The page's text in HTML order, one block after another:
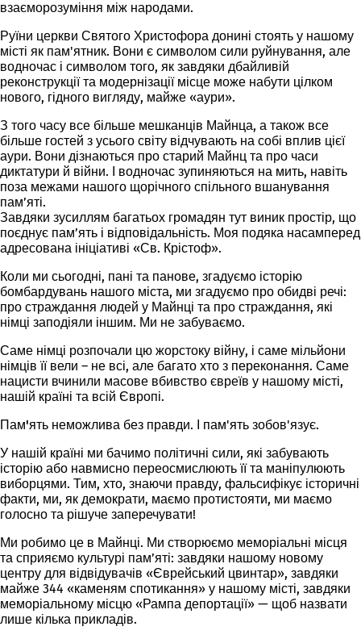
взаєморозуміння між народами.
Руїни церкви Святого Христофора донині стоять у нашому
місті як пам'ятник. Вони є символом сили руйнування, але
водночас і символом того, як завдяки дбайливій
реконструкції та модернізації місце може набути цілком
нового, гідного вигляду, майже «аури».
З того часу все більше мешканців Майнца, а також все
більше гостей з усього світу відчувають на собі вплив цієї
аури. Вони дізнаються про старий Майнц та про часи
диктатури й війни. І водночас зупиняються на мить, навіть
поза межами нашого щорічного спільного вшанування
пам’яті.
Завдяки зусиллям багатьох громадян тут виник простір, що
поєднує пам’ять і відповідальність. Моя подяка насамперед
адресована ініціативі «Св. Крістоф».
Коли ми сьогодні, пані та панове, згадуємо історію
бомбардувань нашого міста, ми згадуємо про обидві речі:
про страждання людей у Майнці та про страждання, які
німці заподіяли іншим. Ми не забуваємо.
Саме німці розпочали цю жорстоку війну, і саме мільйони
німців її вели – не всі, але багато хто з переконання. Саме
нацисти вчинили масове вбивство євреїв у нашому місті,
нашій країні та всій Європі.
Пам'ять неможлива без правди. І пам'ять зобов'язує.
У нашій країні ми бачимо політичні сили, які забувають
історію або навмисно переосмислюють її та маніпулюють
виборцями. Тим, хто, знаючи правду, фальсифікує історичні
факти, ми, як демократи, маємо протистояти, ми маємо
голосно та рішуче заперечувати!
Ми робимо це в Майнці. Ми створюємо меморіальні місця
та сприяємо культурі пам’яті: завдяки нашому новому
центру для відвідувачів «Єврейський цвинтар», завдяки
майже 344 «каменям спотикання» у нашому місті, завдяки
меморіальному місцю «Рампа депортації» — щоб назвати
лише кілька прикладів.